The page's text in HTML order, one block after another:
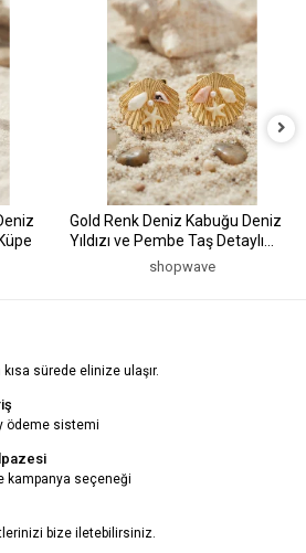
Gold Renk Deniz Kabuğu Deniz
Yıldızı ve Pembe Taş Detaylı
shopwave
sürede elinize ulaşır.
ödeme sistemi
kampanya seçeneği
bize iletebilirsiniz.